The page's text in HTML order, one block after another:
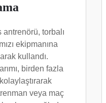
torbalı
ekipmanına
kullandı.
birden fazla
veya maç